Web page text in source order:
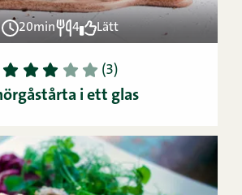
20min 4 Lätt
1 2 3 4 5 (3)
i ett glas